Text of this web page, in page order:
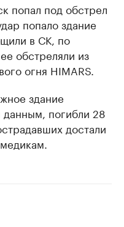
попал под обстрел
попало здание
в СК, по
обстреляли из
огня HIMARS.
здание
погибли 28
достали